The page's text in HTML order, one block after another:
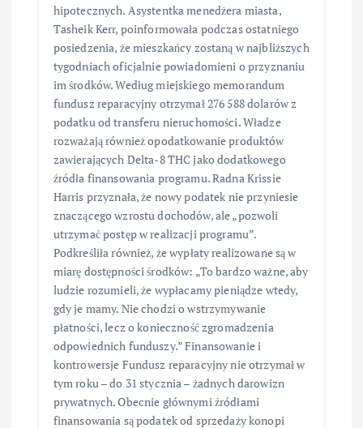
hipotecznych. Asystentka menedżera miasta,
Tasheik Kerr, poinformowała podczas ostatniego
posiedzenia, że mieszkańcy zostaną w najbliższych
tygodniach oficjalnie powiadomieni o przyznaniu
im środków. Według miejskiego memorandum
fundusz reparacyjny otrzymał 276 588 dolarów z
podatku od transferu nieruchomości. Władze
rozważają również opodatkowanie produktów
zawierających Delta-8 THC jako dodatkowego
źródła finansowania programu. Radna Krissie
Harris przyznała, że nowy podatek nie przyniesie
znaczącego wzrostu dochodów, ale „pozwoli
utrzymać postęp w realizacji programu”.
Podkreśliła również, że wypłaty realizowane są w
miarę dostępności środków: „To bardzo ważne, aby
ludzie rozumieli, że wypłacamy pieniądze wtedy,
gdy je mamy. Nie chodzi o wstrzymywanie
płatności, lecz o konieczność zgromadzenia
odpowiednich funduszy.” Finansowanie i
kontrowersje Fundusz reparacyjny nie otrzymał w
tym roku – do 31 stycznia – żadnych darowizn
prywatnych. Obecnie głównymi źródłami
finansowania są podatek od sprzedaży konopi